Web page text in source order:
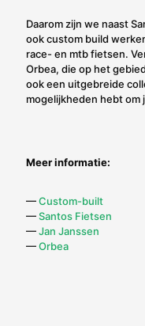
Daarom zijn we naast
ook custom build
race- en mtb fietsen.
Orbea, die op het
ook een uitgebreide
mogelijkheden hebt om
Meer informatie:
—Custom-built
—Santos Fietsen
—Jan Janssen
—Orbea